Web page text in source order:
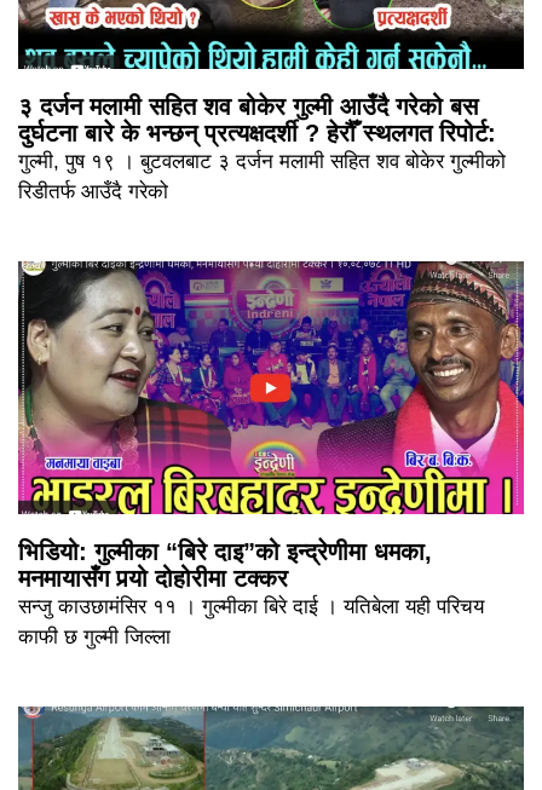
३ दर्जन मलामी सहित शव बोकेर गुल्मी आउँदै गरेको बस
दुर्घटना बारे के भन्छन् प्रत्यक्षदर्शी ? हेरौँ स्थलगत रिपोर्ट:
गुल्मी, पुष १९ । बुटवलबाट ३ दर्जन मलामी सहित शव बोकेर गुल्मीको
रिडीतर्फ आउँदै गरेको
भिडियो: गुल्मीका “बिरे दाइ”को इन्द्रेणीमा धमका,
मनमायासँग पर्‍यो दोहोरीमा टक्कर
सन्जु काउछामंसिर ११ । गुल्मीका बिरे दाई । यतिबेला यही परिचय
काफी छ गुल्मी जिल्ला